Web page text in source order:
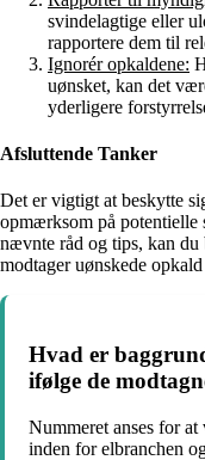
svindelagtige eller
rapportere dem til
Ignorér opkaldene:
uønsket, kan det
yderligere
Afsluttende Tanker
Det er vigtigt at beskytte
opmærksom på potentielle
nævnte råd og tips, kan du
modtager uønskede
Hvad er
ifølge de
Nummeret anses for
inden for elbranchen